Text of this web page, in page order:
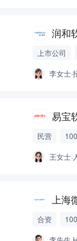
润和
上市公司
李女士·
易宝
民营
王女士·
上海
合资